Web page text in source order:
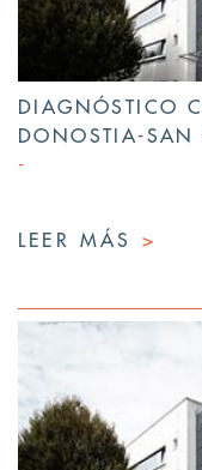
DIAGNÓSTICO
DONOSTIA-SAN
LEER MÁS >